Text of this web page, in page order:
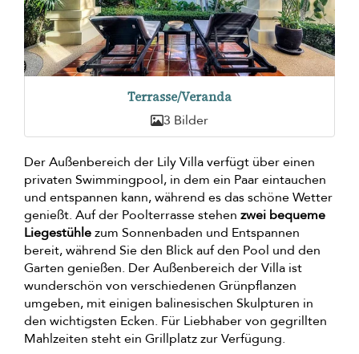
Terrasse/Veranda
3 Bilder
Der Außenbereich der Lily Villa verfügt über einen
privaten Swimmingpool, in dem ein Paar eintauchen
und entspannen kann, während es das schöne Wetter
genießt. Auf der Poolterrasse stehen zwei bequeme
Liegestühlezum Sonnenbaden und Entspannen
bereit, während Sie den Blick auf den Pool und den
Garten genießen. Der Außenbereich der Villa ist
wunderschön von verschiedenen Grünpflanzen
umgeben, mit einigen balinesischen Skulpturen in
den wichtigsten Ecken. Für Liebhaber von gegrillten
Mahlzeiten steht ein Grillplatz zur Verfügung.